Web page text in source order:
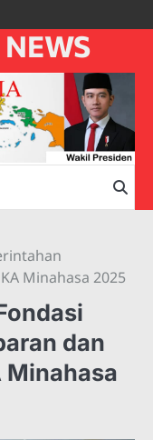
Minahasa 2025
dan
Minahasa